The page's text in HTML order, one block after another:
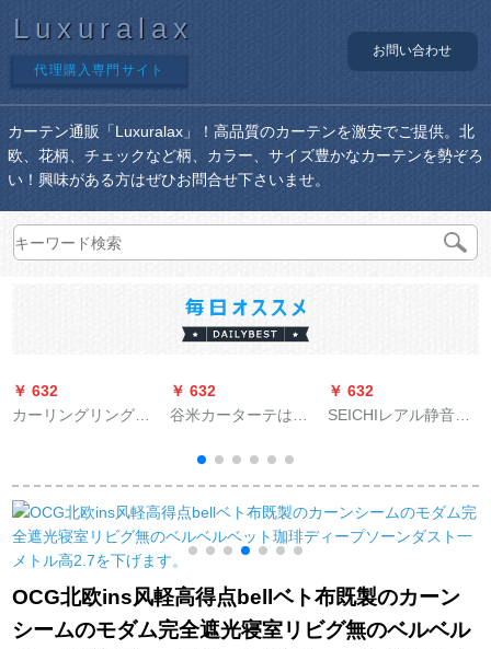
Luxuralax
代理購入専門サイト
お問い合わせ
カーテン通販「Luxuralax」！高品質のカーテンを激安でご提供。北
欧、花柄、チェックなど柄、カラー、サイズ豊かなカーテンを勢ぞろ
い！興味がある方はぜひお問合せ下さいませ。
￥ 632
カーリングリングリ
ンダ平面扫き窓の外
光を避ける地中海ス
タの灼银城の既存制
カーリング特价クリ
ーンバー06既制カー
リング幅2.0 m*高2.7
m连接加工
￥ 632
谷米カーターテは完
ーターです。レンタ
ルムの寝室に窓があ
ります。テングのシ
モンです。星の両面
のピンクの幅は2メト
ル*高さ2.7メトル/1枚
です。
￥ 632
SEICHIレアル静音厚
テ-ンを揃えることが
できます。
OCG北欧ins风軽高得点bellベト布既製のカーン
シームのモダム完全遮光寝室リビグ無のベルベル